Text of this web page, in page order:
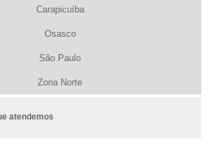
Carapicuíba
Osasco
São Paulo
Zona Norte
atendemos